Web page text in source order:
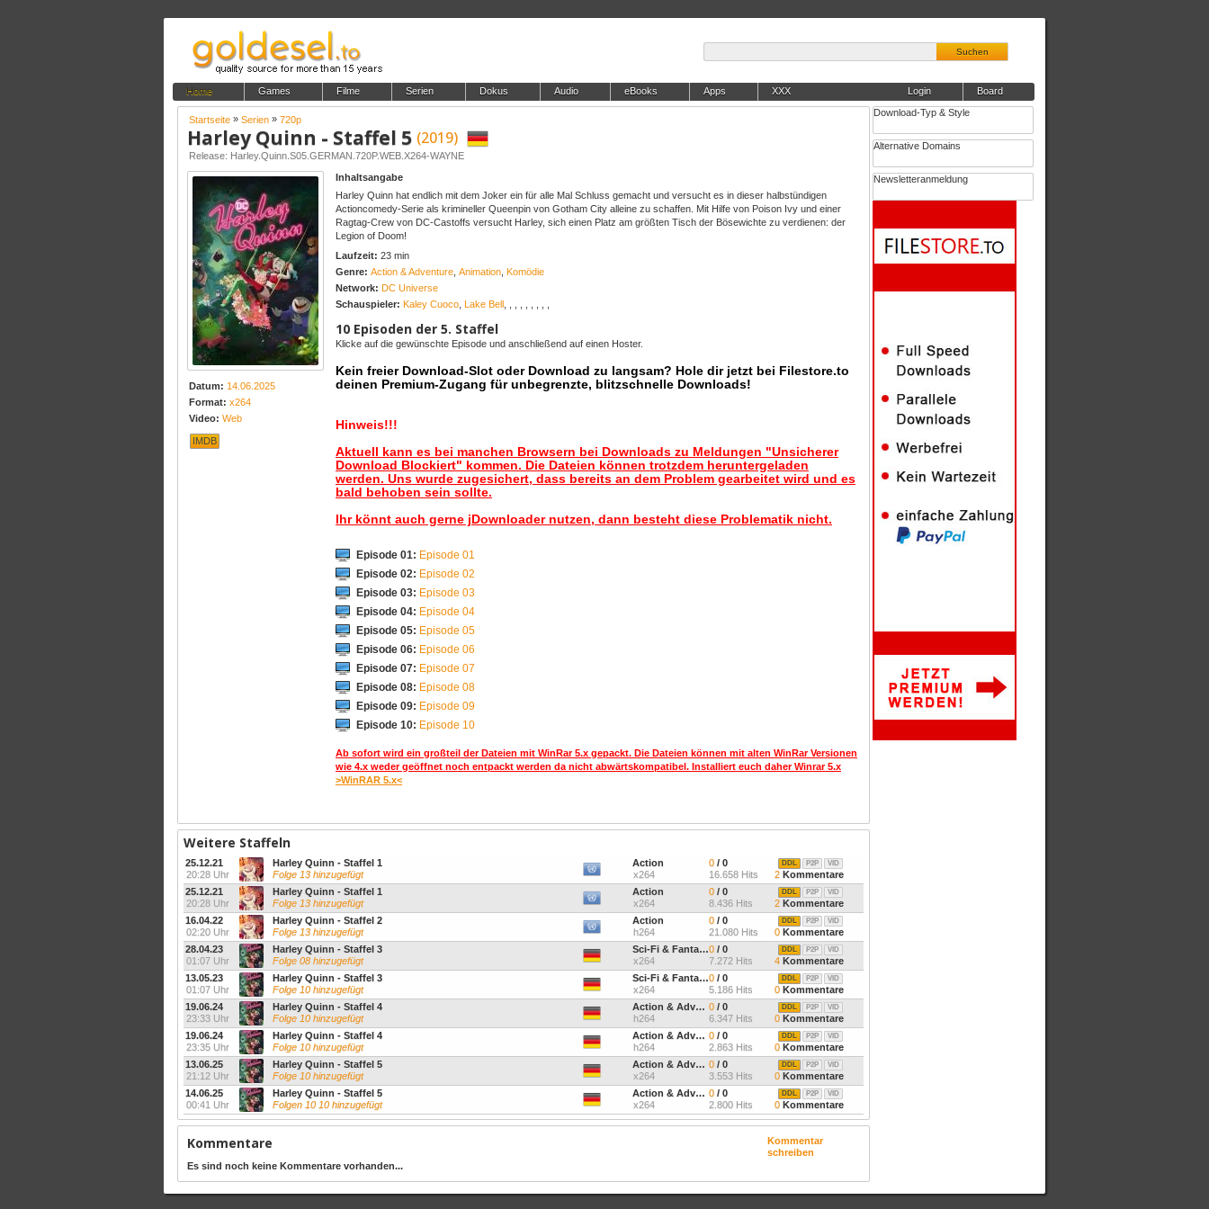
Suchen
Home Games Filme Serien Dokus Audio eBooks Apps XXX Board
Login
Download-Typ & Style
Alternative Domains
Newsletteranmeldung
Startseite » Serien » 720p
Harley Quinn - Staffel 5 (2019)
Release: Harley.Quinn.S05.GERMAN.720P.WEB.X264-WAYNE
Datum: 14.06.2025
Format: x264
Video: Web
IMDB
Inhaltsangabe
Harley Quinn hat endlich mit dem Joker ein für alle Mal Schluss gemacht und versucht es in dieser halbstündigen
Actioncomedy-Serie als krimineller Queenpin von Gotham City alleine zu schaffen. Mit Hilfe von Poison Ivy und einer
Ragtag-Crew von DC-Castoffs versucht Harley, sich einen Platz am größten Tisch der Bösewichte zu verdienen: der
Legion of Doom!
Laufzeit: 23 min
Genre: Action & Adventure Animation Komödie
Network: DC Universe
Schauspieler: Kaley Cuoco Lake Bell
10 Episoden der 5. Staffel
Klicke auf die gewünschte Episode und anschließend auf einen Hoster.
Kein freier Download-Slot oder Download zu langsam? Hole dir jetzt bei Filestore.to
deinen Premium-Zugang für unbegrenzte, blitzschnelle Downloads!
Hinweis!!!
Aktuell kann es bei manchen Browsern bei Downloads zu Meldungen "Unsicherer
Download Blockiert" kommen. Die Dateien können trotzdem heruntergeladen
werden. Uns wurde zugesichert, dass bereits an dem Problem gearbeitet wird und es
bald behoben sein sollte.
Ihr könnt auch gerne jDownloader nutzen, dann besteht diese Problematik nicht.
Episode 01: Episode 01
Episode 02: Episode 02
Episode 03: Episode 03
Episode 04: Episode 04
Episode 05: Episode 05
Episode 06: Episode 06
Episode 07: Episode 07
Episode 08: Episode 08
Episode 09: Episode 09
Episode 10: Episode 10
Ab sofort wird ein großteil der Dateien mit WinRar 5.x gepackt. Die Dateien können mit alten WinRar Versionen
wie 4.x weder geöffnet noch entpackt werden da nicht abwärtskompatibel. Installiert euch daher Winrar 5.x
>WinRAR 5.x<
Weitere Staffeln
25.12.21
20:28 Uhr
Harley Quinn - Staffel 1
Folge 13 hinzugefügt
Action
x264
0 / 0
16.658 Hits
VID
P2P
DDL
2 Kommentare
25.12.21
20:28 Uhr
Harley Quinn - Staffel 1
Folge 13 hinzugefügt
Action
x264
0 / 0
8.436 Hits
VID
P2P
DDL
2 Kommentare
16.04.22
02:20 Uhr
Harley Quinn - Staffel 2
Folge 13 hinzugefügt
Action
h264
0 / 0
21.080 Hits
VID
P2P
DDL
0 Kommentare
28.04.23
01:07 Uhr
Harley Quinn - Staffel 3
Folge 08 hinzugefügt
Sci-Fi & Fantasy
x264
0 / 0
7.272 Hits
VID
P2P
DDL
4 Kommentare
13.05.23
01:07 Uhr
Harley Quinn - Staffel 3
Folge 10 hinzugefügt
Sci-Fi & Fantasy
x264
0 / 0
5.186 Hits
VID
P2P
DDL
0 Kommentare
19.06.24
23:33 Uhr
Harley Quinn - Staffel 4
Folge 10 hinzugefügt
Action & Adventure
h264
0 / 0
6.347 Hits
VID
P2P
DDL
0 Kommentare
19.06.24
23:35 Uhr
Harley Quinn - Staffel 4
Folge 10 hinzugefügt
Action & Adventure
h264
0 / 0
2.863 Hits
VID
P2P
DDL
0 Kommentare
13.06.25
21:12 Uhr
Harley Quinn - Staffel 5
Folge 10 hinzugefügt
Action & Adventure
x264
0 / 0
3.553 Hits
VID
P2P
DDL
0 Kommentare
14.06.25
00:41 Uhr
Harley Quinn - Staffel 5
Folgen 10 10 hinzugefügt
Action & Adventure
x264
0 / 0
2.800 Hits
VID
P2P
DDL
0 Kommentare
Kommentar
schreiben
Kommentare
Es sind noch keine Kommentare vorhanden...